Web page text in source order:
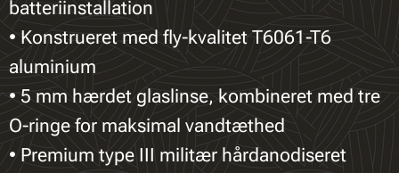
batteriinstallation
• Konstrueret med fly-kvalitet T6061-T6
aluminium
• 5 mm hærdet glaslinse, kombineret med tre
O-ringe for maksimal vandtæthed
• Premium type III militær hårdanodiseret